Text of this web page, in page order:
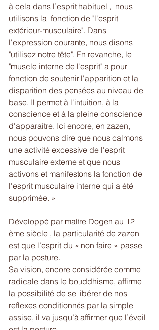
à cela dans l’esprit habituel ,  nous
utilisons la  fonction de "l'esprit
extérieur-musculaire". Dans
l'expression courante, nous disons
"utilisez notre tête". En revanche, le
"muscle interne de l'esprit" a pour
fonction de soutenir l'apparition et la
disparition des pensées au niveau de
base. Il permet à l'intuition, à la
conscience et à la pleine conscience
d'apparaître. Ici encore, en zazen,
nous pouvons dire que nous calmons
une activité excessive de l'esprit
musculaire externe et que nous
activons et manifestons la fonction de
l'esprit musculaire interne qui a été
supprimée. »
Développé par maitre Dogen au 12
ème siècle , la particularité de zazen
est que l’esprit du « non faire » passe
par la posture.
Sa vision, encore considérée comme
radicale dans le bouddhisme, affirme
la possibilité de se libérer de nos
reflexes conditionnés par la simple
assise, il va jusqu’à affirmer que l’éveil